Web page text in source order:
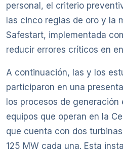
personal, el criterio
las cinco reglas de oro y la
Safestart, implementada
reducir errores críticos en
A continuación, las y los
participaron en una
los procesos de
equipos que operan en la
que cuenta con dos
125 MW cada una. Esta